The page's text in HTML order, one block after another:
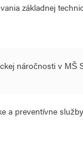
základnej
náročnosti v MŠ
a preventívne